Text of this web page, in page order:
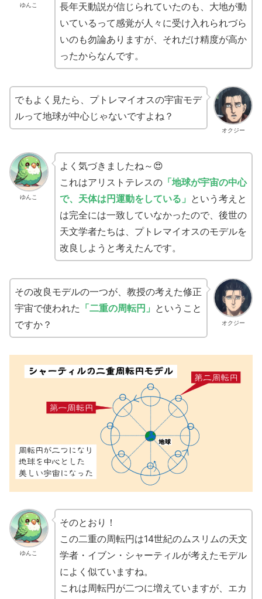
ゆんこ
長年天動説が信じられていたのも、大地が動
いているって感覚が人々に受け入れられづら
いのも勿論ありますが、それだけ精度が高か
ったからなんです。
オクジー
でもよく見たら、プトレマイオスの宇宙モデ
ルって地球が中心じゃないですよね？
ゆんこ
よく気づきましたね～😍
これはアリストテレスの「地球が宇宙の中心
で、天体は円運動をしている」 という考えと
は完全には一致していなかったので、後世の
天文学者たちは、プトレマイオスのモデルを
改良しようと考えたんです。
オクジー
その改良モデルの一つが、教授の考えた修正
宇宙で使われた 「二重の周転円」 ということ
ですか？
ゆんこ
そのとおり！
この二重の周転円は14世紀のムスリムの天文
学者・イブン・シャーティルが考えたモデル
によく似ていますね。
これは周転円が二つに増えていますが、エカ